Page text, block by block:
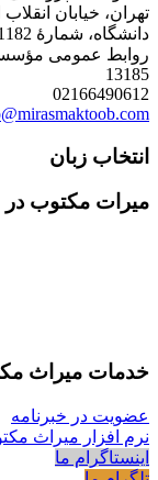
تهران، خیابان
13185
02166490612
انتخاب زبان
میرات مکتوب در
خدمات میراث
عضویت در خبرنامه
نرم افزار میراث
اینستاگرام ما